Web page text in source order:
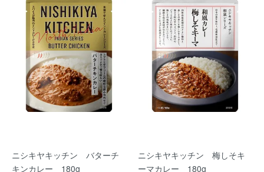
ニシキヤキッチン バターチ
キンカレー 180g
ニシキヤキッチン 梅しそキ
ーマカレー 180g